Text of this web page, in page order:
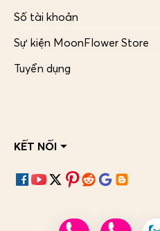
Số tài khoản
Sự kiện MoonFlower Store
Tuyển dụng
KẾT NỐI